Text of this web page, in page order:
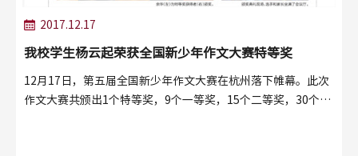
2017.12.17
我校学生杨云起荣获全国新少年作文大赛特等奖
12月17日，第五届全国新少年作文大赛在杭州落下帷幕。此次
作文大赛共颁出1个特等奖，9个一等奖，15个二等奖，30个三